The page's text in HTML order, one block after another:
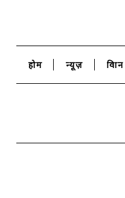
होम न्यूज़ विज्ञान